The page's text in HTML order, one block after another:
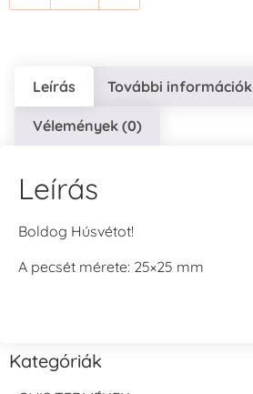
Leírás További információk
Vélemények (0)
Leírás
Boldog Húsvétot!
A pecsét mérete: 25×25 mm
Kategóriák